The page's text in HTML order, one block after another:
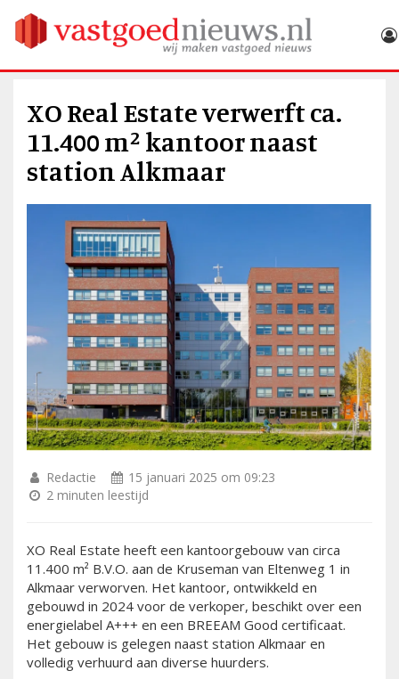
XO Real Estate verwerft ca.
11.400 m² kantoor naast
station Alkmaar
Redactie
15 januari 2025 om 09:23
2 minuten leestijd
XO Real Estate heeft een kantoorgebouw van circa
11.400 m² B.V.O. aan de Kruseman van Eltenweg 1 in
Alkmaar verworven. Het kantoor, ontwikkeld en
gebouwd in 2024 voor de verkoper, beschikt over een
energielabel A+++ en een BREEAM Good certificaat.
Het gebouw is gelegen naast station Alkmaar en
volledig verhuurd aan diverse huurders.